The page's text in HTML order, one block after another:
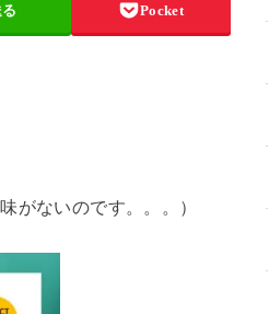
Pocket
がないのです。。。）